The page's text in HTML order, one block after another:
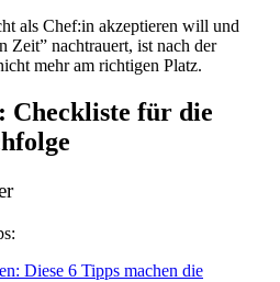
als Chef:in akzeptieren will und
Zeit” nachtrauert, ist nach der
mehr am richtigen Platz.
Checkliste für die
Diese 6 Tipps machen die